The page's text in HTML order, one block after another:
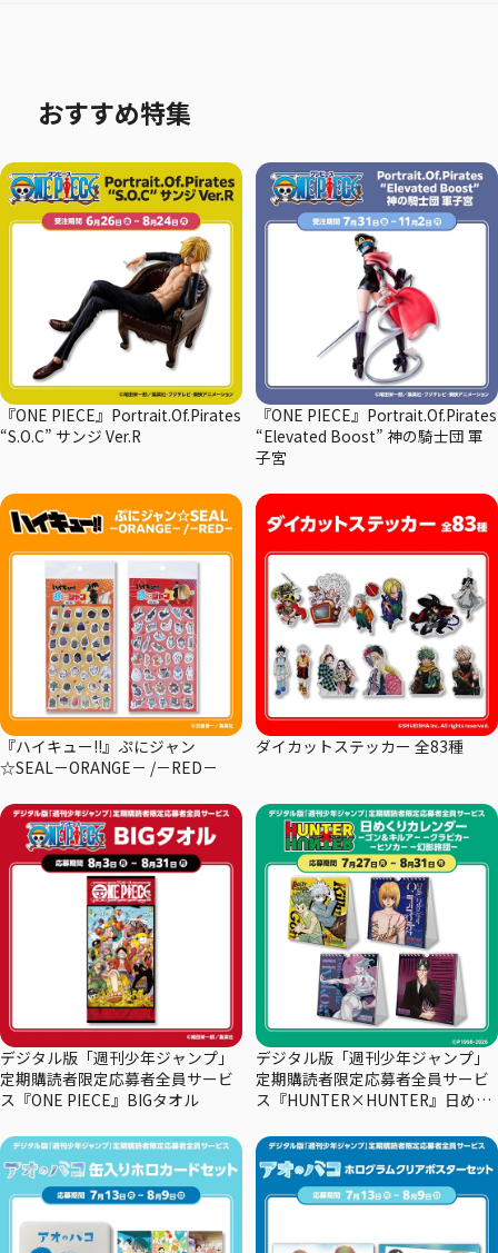
おすすめ特集
『ONE PIECE』Portrait.Of.Pirates
“S.O.C” サンジ Ver.R
『ONE PIECE』Portrait.Of.Pirates
“Elevated Boost” 神の騎士団 軍
子宮
『ハイキュー!!』ぷにジャン
☆SEAL－ORANGE－ /－RED－
ダイカットステッカー 全83種
デジタル版「週刊少年ジャンプ」
定期購読者限定応募者全員サービ
ス『ONE PIECE』BIGタオル
デジタル版「週刊少年ジャンプ」
定期購読者限定応募者全員サービ
ス『HUNTER×HUNTER』日めく